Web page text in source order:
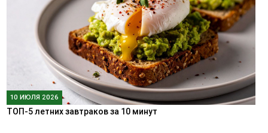
10 ИЮЛЯ 2026
ТОП-5 летних завтраков за 10 минут